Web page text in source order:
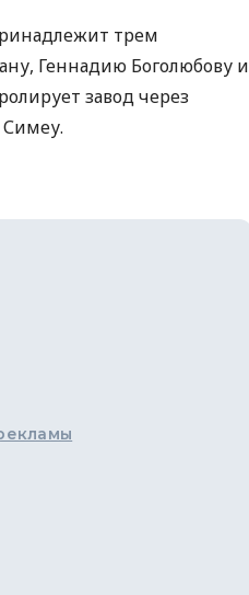
трем
Геннадию Боголюбову и
завод через